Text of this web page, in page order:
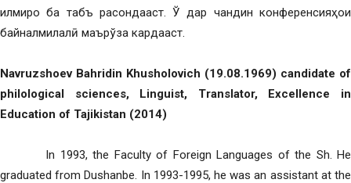
илмиро ба табъ расондааст. Ў дар чандин конференсияҳои
байналмилалӣ маърўза кардааст.
Navruzshoev Bahridin Khusholovich (19.08.1969) candidate of
philological sciences, Linguist, Translator, Excellence in
Education of Tajikistan (2014)
In 1993, the Faculty of Foreign Languages ​​of the Sh. He
graduated from Dushanbe. In 1993-1995, he was an assistant at the